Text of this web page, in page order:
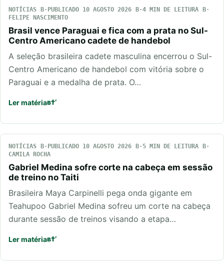
NOTÍCIAS PUBLICADO 10 AGOSTO 2026
4 MIN DE LEITURA
FELIPE NASCIMENTO
Brasil vence Paraguai e fica com a prata no Sul-
Centro Americano cadete de handebol
A seleção brasileira cadete masculina encerrou o Sul-
Centro Americano de handebol com vitória sobre o
Paraguai e a medalha de prata. O…
Ler matéria
NOTÍCIAS PUBLICADO 10 AGOSTO 2026
5 MIN DE LEITURA
CAMILA ROCHA
Gabriel Medina sofre corte na cabeça em sessão
de treino no Taiti
Brasileira Maya Carpinelli pega onda gigante em
Teahupoo Gabriel Medina sofreu um corte na cabeça
durante sessão de treinos visando a etapa…
Ler matéria